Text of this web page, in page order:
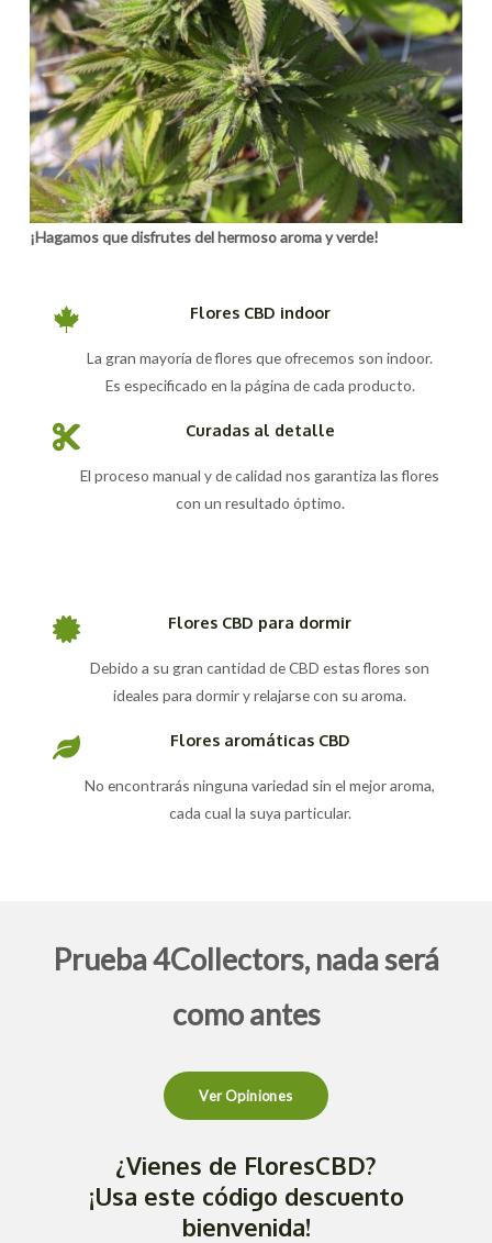
¡Hagamos que disfrutes del hermoso aroma y verde!
Flores CBD indoor
La gran mayoría de flores que ofrecemos son indoor.
Es especificado en la página de cada producto.
Curadas al detalle
El proceso manual y de calidad nos garantiza las flores
con un resultado óptimo.
Flores CBD para dormir
Debido a su gran cantidad de CBD estas flores son
ideales para dormir y relajarse con su aroma.
Flores aromáticas CBD
No encontrarás ninguna variedad sin el mejor aroma,
cada cual la suya particular.
Prueba 4Collectors, nada será
como antes
Ver Opiniones
¿Vienes de FloresCBD?
¡Usa este código descuento
bienvenida!